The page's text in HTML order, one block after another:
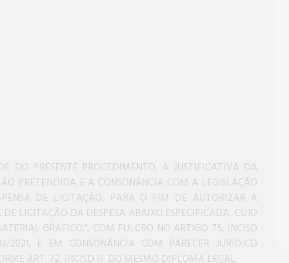
DO PRESENTE PROCEDIMENTO, A JUSTIFICATIVA DA
PRETENDIDA E A CONSONÂNCIA COM A LEGISLAÇÃO
DE LICITAÇÃO, PARA O FIM DE AUTORIZAR A
LICITAÇÃO DA DESPESA ABAIXO ESPECIFICADA, CUJO
GRÁFICO.”, COM FULCRO NO ARTIGO 75, INCISO
2021, E EM CONSONÂNCIA COM PARECER JURÍDICO
ART. 72, INCISO III DO MESMO DIPLOMA LEGAL.